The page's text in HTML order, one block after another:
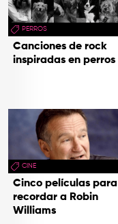
PERROS
Canciones de rock
inspiradas en perros
CINE
Cinco películas para
recordar a Robin
Williams